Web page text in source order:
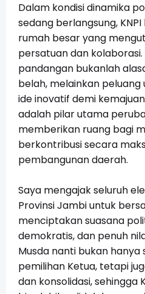
Dalam kondisi dinamika
sedang berlangsung,
rumah besar yang
persatuan dan
pandangan bukanlah
belah, melainkan
ide inovatif demi
adalah pilar utama
memberikan ruang bagi
berkontribusi secara
pembangunan daerah.
Saya mengajak seluruh
Provinsi Jambi untuk
menciptakan suasana
demokratis, dan penuh
Musda nanti bukan hanya
pemilihan Ketua, tetapi
dan konsolidasi, sehingga